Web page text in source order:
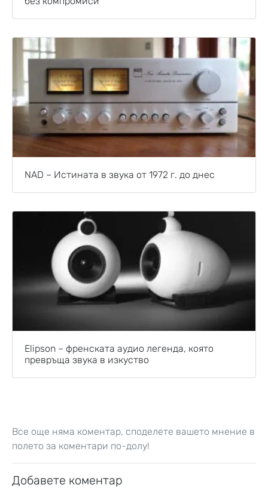
NAD – Истината в звука от 1972 г. до днес
Elipson – френската аудио легенда, която
превръща звука в изкуство
Все още няма коментар, споделете вашето мнение в
полето за коментари по-долу!
Добавете коментар